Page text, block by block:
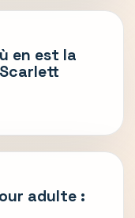
en est la
adulte :